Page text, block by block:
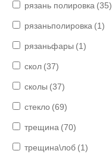
рязань полировка (35)
рязаньполировка (1)
рязаньфары (1)
скол (37)
сколы (37)
стекло (69)
трещина (70)
трещина\лоб (1)